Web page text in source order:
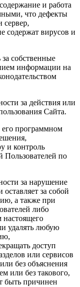
и работа
что дефекты
сервер,
содержат вирусов и
за собственные
информации на
за действия или
Сайта.
программном
и контроль
по
за нарушение
за собой
а также при
либо
настоящего
удалять любую
доступ
или сервисов
без объяснения
или без такового,
быть причинен